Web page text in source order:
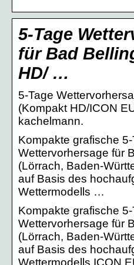
5-Tage
für Bad
HD/ …
5-Tage
(Kompakt HD/ICON
kachelmann.
Kompakte grafische 5-
Wettervorhersage für
(Lörrach, Baden-
auf Basis des
Wettermodells …
Kompakte grafische 5-
Wettervorhersage für
(Lörrach, Baden-
auf Basis des
Wettermodells ICON